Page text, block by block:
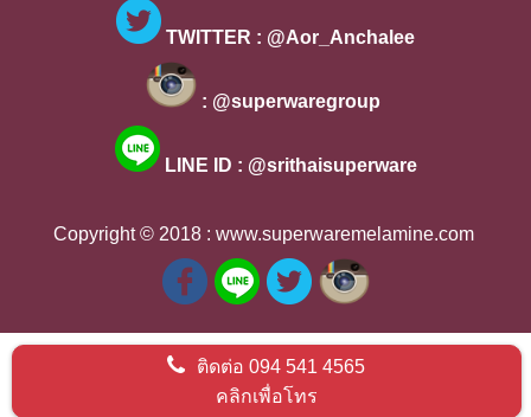
TWITTER : @Aor_Anchalee
: @superwaregroup
LINE ID : @srithaisuperware
Copyright © 2018 : www.superwaremelamine.com
ติดต่อ094 541 4565
คลิกเพื่อโทร